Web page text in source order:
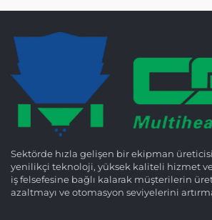
Sektörde hızla gelişen bir ekipman
yenilikçi teknoloji, yüksek kaliteli hizmet
iş felsefesine bağlı kalarak müşterilerin
azaltmayı ve otomasyon seviyelerini